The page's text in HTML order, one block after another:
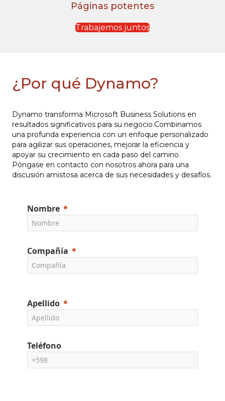
Páginas potentes
Trabajemos juntos
¿Por qué Dynamo?
Dynamo transforma Microsoft Business Solutions en
resultados significativos para su negocio.Combinamos
una profunda experiencia con un enfoque personalizado
para agilizar sus operaciones, mejorar la eficiencia y
apoyar su crecimiento en cada paso del camino.
Póngase en contacto con nosotros ahora para una
discusión amistosa acerca de sus necesidades y desafíos.
Nombre
Compañía
Apellido
Teléfono